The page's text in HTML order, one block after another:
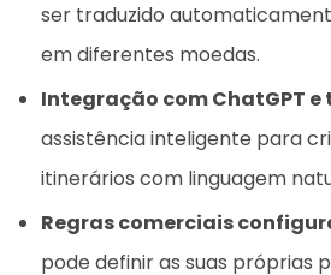
ser traduzido
em diferentes moedas.
Integração com ChatGPT
assistência inteligente para
itinerários com linguagem
Regras comerciais
pode definir as suas próprias